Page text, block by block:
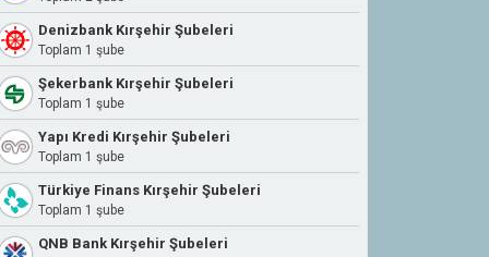
Denizbank Kırşehir Şubeleri
Toplam 1 şube
Şekerbank Kırşehir Şubeleri
Toplam 1 şube
Yapı Kredi Kırşehir Şubeleri
Toplam 1 şube
Türkiye Finans Kırşehir Şubeleri
Toplam 1 şube
QNB Bank Kırşehir Şubeleri